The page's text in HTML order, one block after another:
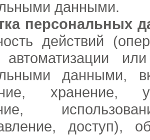
данными.
персональных
действий
автоматизации
данными,
хранение,
доступ),